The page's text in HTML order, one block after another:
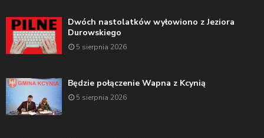
Dwóch nastolatków wyłowiono z Jeziora
Durowskiego
5 sierpnia 2026
Będzie połączenie Wapna z Kcynią
5 sierpnia 2026